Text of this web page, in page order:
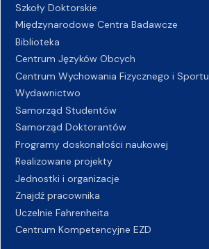
Szkoły Doktorskie
Międzynarodowe Centra Badawcze
Biblioteka
Centrum Języków Obcych
Centrum Wychowania Fizycznego i Sportu
Wydawnictwo
Samorząd Studentów
Samorząd Doktorantów
Programy doskonałości naukowej
Realizowane projekty
Jednostki i organizacje
Znajdź pracownika
Uczelnie Fahrenheita
Centrum Kompetencyjne EZD